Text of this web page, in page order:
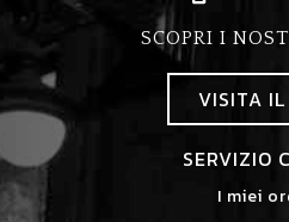
SCOPRI I
VISITA
SERVIZIO
I miei